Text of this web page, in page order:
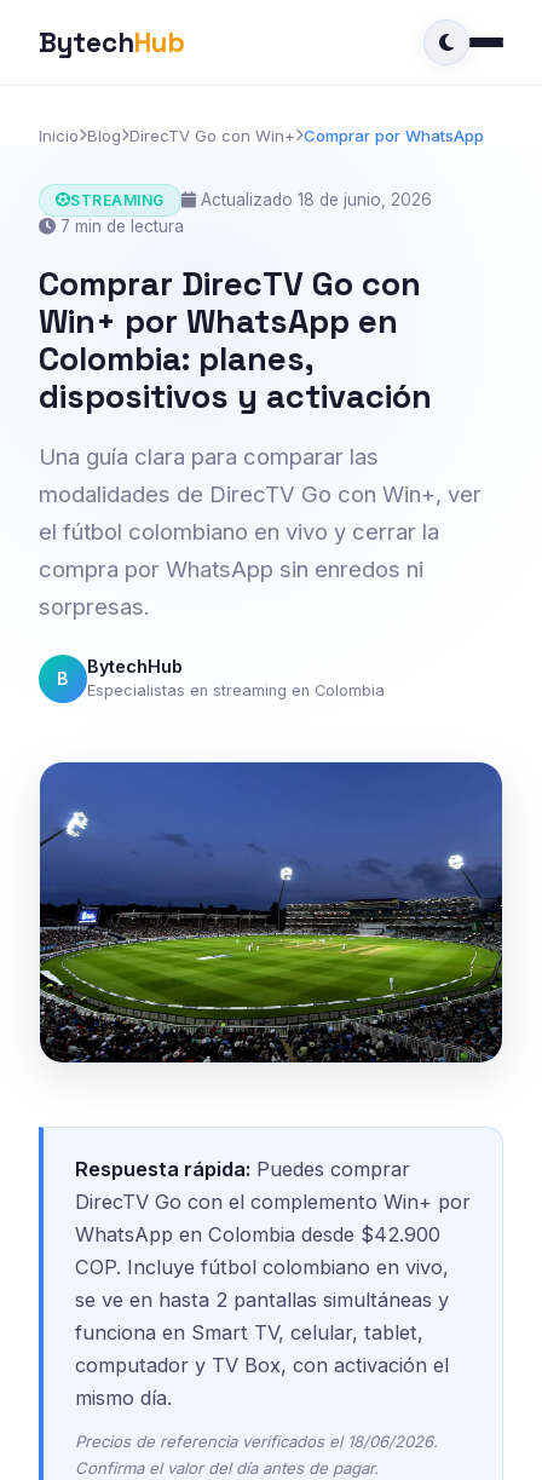
BytechHub
Inicio Blog DirecTV Go con Win+ Comprar por WhatsApp
STREAMING
Actualizado 18 de junio, 2026
7 min de lectura
Comprar DirecTV Go con
Win+ por WhatsApp en
Colombia: planes,
dispositivos y activación
Una guía clara para comparar las
modalidades de DirecTV Go con Win+, ver
el fútbol colombiano en vivo y cerrar la
compra por WhatsApp sin enredos ni
sorpresas.
B
BytechHub
Especialistas en streaming en Colombia
Respuesta rápida: Puedes comprar
DirecTV Go con el complemento Win+ por
WhatsApp en Colombia desde $42.900
COP. Incluye fútbol colombiano en vivo,
se ve en hasta 2 pantallas simultáneas y
funciona en Smart TV, celular, tablet,
computador y TV Box, con activación el
mismo día.
Precios de referencia verificados el 18/06/2026.
Confirma el valor del día antes de pagar.